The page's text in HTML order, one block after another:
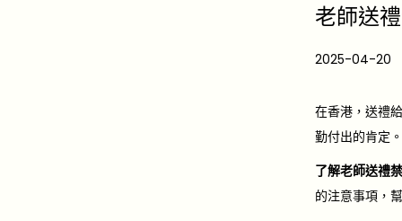
老師送
P
s
t
2025-04-20
2
5
-
在香港，送禮
勤付出的肯定。
了解老師送禮
的注意事項，